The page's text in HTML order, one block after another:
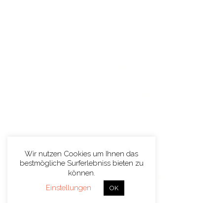
Stacy Abro © 2026. All rights reserved.
Impresum|Datenschutzerklärung
Login
Wir nutzen Cookies um Ihnen das
bestmögliche Surferlebniss bieten zu
können.
Einstellungen
OK